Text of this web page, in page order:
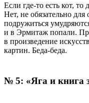
Если где-то есть кот,
Нет, не обязательно
подружиться
и в Эрмитаж попали.
в произведение
картин. Беда-беда.
№ 5: «Яга и книга